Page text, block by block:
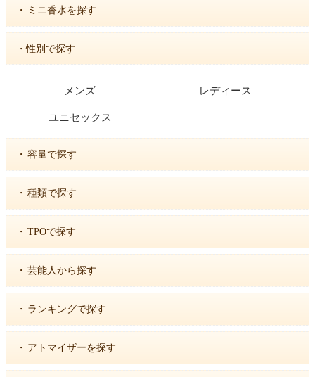
・ ミニ香水を探す
・性別で探す
メンズ レディース
ユニセックス
・ 容量で探す
・ 種類で探す
・ TPOで探す
・ 芸能人から探す
・ ランキングで探す
・ アトマイザーを探す